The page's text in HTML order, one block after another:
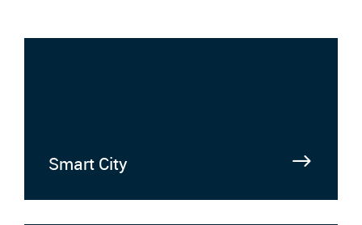
Smart City